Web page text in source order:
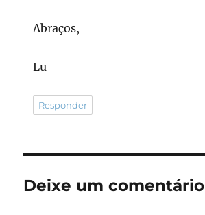
Abraços,
Lu
Responder
Deixe um comentário